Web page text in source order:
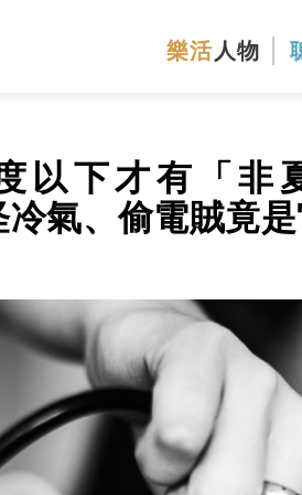
樂活 人物
以下才有「非
氣、偷電賊竟是